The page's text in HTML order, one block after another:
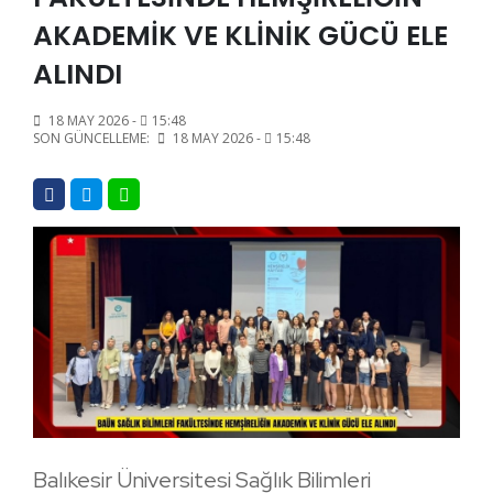
AKADEMİK VE KLİNİK GÜCÜ ELE
ALINDI
18 MAY 2026 -
15:48
SON GÜNCELLEME:
18 MAY 2026 - 15:48
Balıkesir Üniversitesi Sağlık Bilimleri